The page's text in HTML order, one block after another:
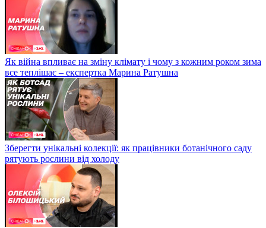
Як війна впливає на зміну клімату і чому з кожним роком зима
все теплішає – експертка Марина Ратушна
Зберегти унікальні колекції: як працівники ботанічного саду
рятують рослини від холоду